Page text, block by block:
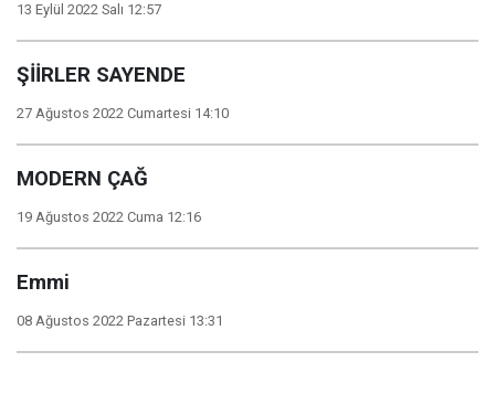
13 Eylül 2022 Salı 12:57
ŞİİRLER SAYENDE
27 Ağustos 2022 Cumartesi 14:10
MODERN ÇAĞ
19 Ağustos 2022 Cuma 12:16
Emmi
08 Ağustos 2022 Pazartesi 13:31